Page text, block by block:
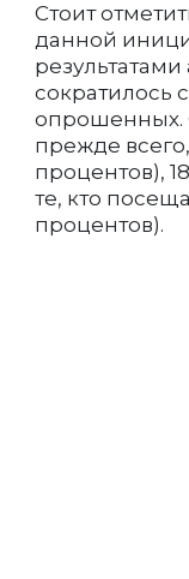
Стоит
данной
сократилось
опрошенных.
прежде
процентов),
те, кто
процентов).